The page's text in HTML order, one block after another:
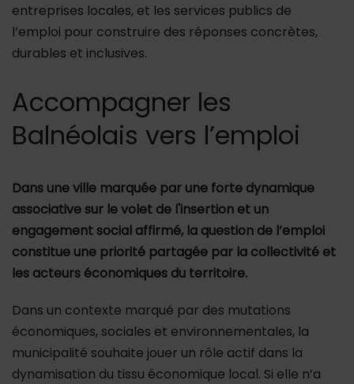
entreprises locales, et les services publics de
l’emploi pour construire des réponses concrètes,
durables et inclusives.
Accompagner les
Balnéolais vers l’emploi
Dans une ville marquée par une forte dynamique
associative sur le volet de l'insertion et un
engagement social affirmé, la question de l’emploi
constitue une priorité partagée par la collectivité et
les acteurs économiques du territoire.
Dans un contexte marqué par des mutations
économiques, sociales et environnementales, la
municipalité souhaite jouer un rôle actif dans la
dynamisation du tissu économique local. Si elle n’a